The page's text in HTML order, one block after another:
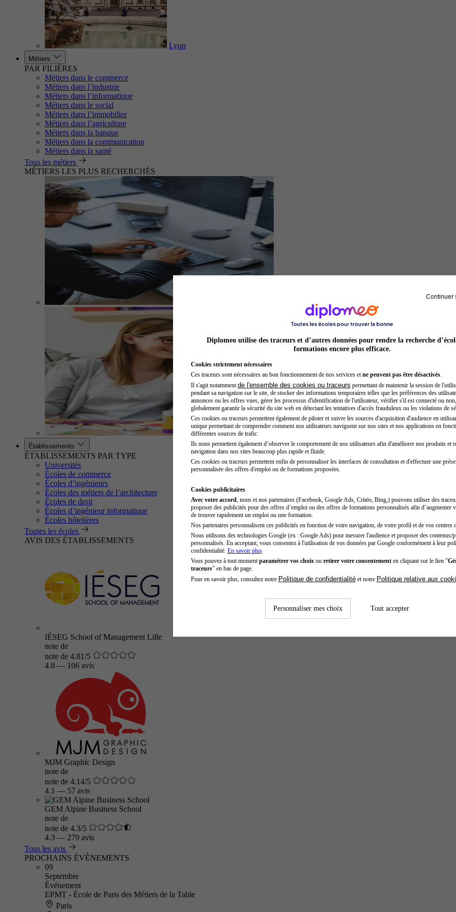
Lyon
Métiers
PAR FILIÈRES
Métiers dans le commerce
Métiers dans l’industrie
Métiers dans l’informatique
Métiers dans le social
Métiers dans l’immobilier
Métiers dans l’agriculture
Métiers dans la banque
Métiers dans la communication
Métiers dans la santé
Tous les métiers
MÉTIERS LES PLUS RECHERCHÉS
Développeur web
Établissements
ÉTABLISSEMENTS PAR TYPE
Universités
Écoles de commerce
Écoles d’ingénieurs
Écoles des métiers de l’architecture
Écoles de droit
Écoles d’ingénieur informatique
Écoles hôtelières
Toutes les écoles
AVIS DES ÉTABLISSEMENTS
IÉSEG School of Management Lille
note de
note de 4.81/5
4.8 — 106 avis
MJM Graphic Design
note de
note de 4.14/5
4.1 — 57 avis
GEM Alpine Business School
note de
note de 4.3/5
4.3 — 279 avis
Tous les avis
PROCHAINS ÉVÈNEMENTS
09
Septembre
Événement
EPMT - École de Paris des Métiers de la Table
Paris
Continuer
Diplomeo utilise des traceurs et d’autres données pour rendre la recherche
formations encore plus efficace.
Cookies strictement nécessaires
Ces traceurs sont nécessaires au bon fonctionnement de nos services et ne peuvent pas être désactivés.
Il s'agit notamment de l'ensemble des cookies ou traceurs permettant de maintenir la session de
pendant sa navigation sur le site, de stocker des informations temporaires telles que les préférences des
annonces ou les offres vues, gérer les processus d'identification de l'utilisateur, vérifier s'il est connecté ou
globalement garantir la sécurité du site web en détectant les tentatives d'accès frauduleux ou les violations de
Ces cookies ou traceurs permettent également de piloter et suivre les sources d'acquisition d'audience en
unique permettant de comprendre comment nos utilisateurs naviguent sur nos sites et nos applications en
différentes sources de trafic.
Ils nous permettent également d’observer le comportement de nos utilisateurs afin d'améliorer nos produits et
navigation dans nos sites beaucoup plus rapide et fluide.
Ces cookies ou traceurs permettent enfin de personnaliser les interfaces de consultation et d'effectuer une
personnalisée des offres d'emploi ou de formations proposées.
Cookies publicitaires
Avec votre accord , nous et nos partenaires (Facebook, Google Ads, Critéo, Bing,) pouvons utiliser des
proposer des publicités pour des offres d’emploi ou des offres de formations personnalisés afin d’augmenter
de trouver rapidement un emploi ou une formation.
Nos partenaires personnalisent ces publicités en fonction de votre navigation, de votre profil et de vos centres
Nous utilisons des technologies Google (ex : Google Ads) pour mesurer l'audience et proposer des contenus/
personnalisés. En acceptant, vous consentez à l'utilisation de vos données par Google conformément à leur
confidentialité. En savoir plus
Vous pouvez à tout moment paramétrer vos choixou retirer votre consentementen cliquant sur le lien "
traceurs" en bas de page.
Pour en savoir plus, consultez notre Politique de confidentialitéet notre Politique relative aux
Personnaliser mes choix Tout accepter